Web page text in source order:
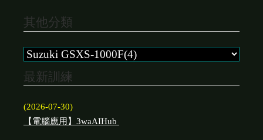
其他分類
最新訓練
(2026-07-30)
【電腦應用】3waAIHub